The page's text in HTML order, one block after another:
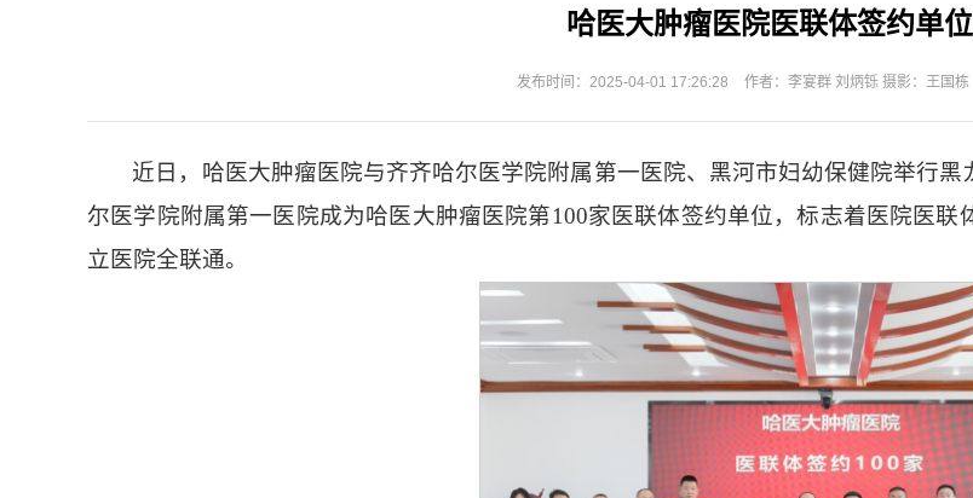
1 2 3
哈医大肿瘤医院医联体签约单
发布时间：2025-04-01 17:26:28 作者：李宴群 刘炳铄 摄影：王国栋
近日，哈医大肿瘤医院与齐齐哈尔医学院附属第一医院、黑河市妇幼保健院举行
尔医学院附属第一医院成为哈医大肿瘤医院第100家医联体签约单位，标志着医院医
立医院全联通。